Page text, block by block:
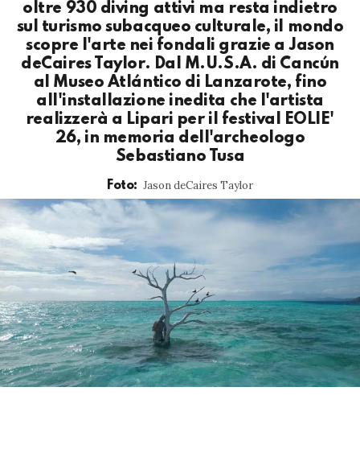
oltre 930 diving attivi ma resta indietro
sul turismo subacqueo culturale, il mondo
scopre l'arte nei fondali grazie a Jason
deCaires Taylor. Dal M.U.S.A. di Cancún
al Museo Atlántico di Lanzarote, fino
all'installazione inedita che l'artista
realizzerà a Lipari per il festival EOLIE'
26, in memoria dell'archeologo
Sebastiano Tusa
Foto: Jason deCaires Taylor